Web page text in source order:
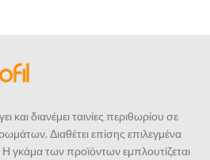
και διανέμει ταινίες περιθωρίου σε
Διαθέτει επίσης επιλεγμένα
γκάμα των προϊόντων εμπλουτίζεται